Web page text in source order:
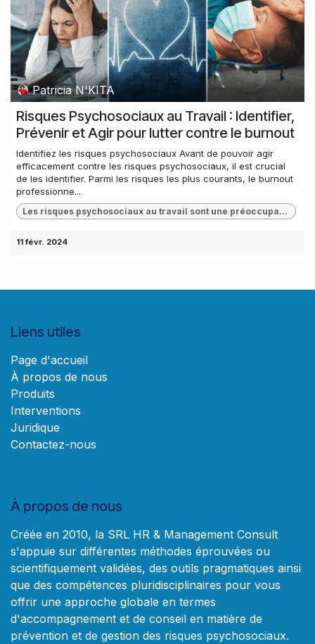
Patricia N'KITA
Risques Psychosociaux au Travail : Identifier,
Prévenir et Agir pour lutter contre le burnout
Identifiez les risques psychosociaux Avant de pouvoir agir
efficacement contre les risques psychosociaux, il est crucial
de les identifier. Parmi les risques les plus courants, le burnout
professionne...
Les risques psychosociaux au travail sont une préoccupation majeure pour les entreprises et leurs employés. Parmi ces risques, le burnout et le syndrome d’épuisement professionnel particulièrement préoccupants. Dans cet article, nous explorerons en détail comment identifier, prévenir et agir face à ces risques psychosociaux, tout en mettant en lumière les services que HR Management Consult offre pour soutenir votre entreprise.
11 févr. 2024
Liens utiles
Page d'accueil
À propos de nous
Produits
Interventions
Juridique
Contactez-nous
À propos de nous
Créée en 2010, la SRL HR & Management Consult
s'appuie sur différentes méthodes éprouvées ou
scientifiquement validées, des outils pragmatiques ainsi
que des compétences pluridisciplinaires pour vous
offrir une approche globale en termes
d'accompagnement et de conseil en matière de
prévention et de gestion des risques psychosociaux.